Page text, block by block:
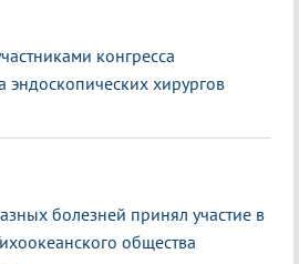
конгресса
эндоскопических хирургов
болезней принял участие в
общества